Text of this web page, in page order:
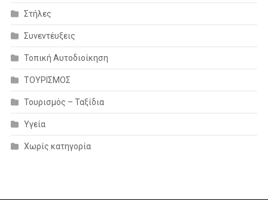
Στήλες
Συνεντέυξεις
Τοπική Αυτοδιοίκηση
ΤΟΥΡΙΣΜΟΣ
Τουρισμός – Ταξίδια
Υγεία
Χωρίς κατηγορία